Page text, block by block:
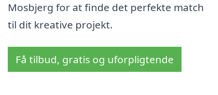
Mosbjerg for at finde det perfekte match
til dit kreative projekt.
Få tilbud, gratis og uforpligtende